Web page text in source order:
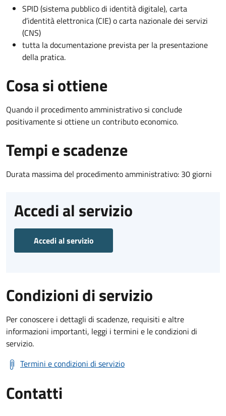
SPID (sistema pubblico di identità digitale), carta
d’identità elettronica (CIE) o carta nazionale dei servizi
(CNS)
tutta la documentazione prevista per la presentazione
della pratica.
Cosa si ottiene
Quando il procedimento amministrativo si conclude
positivamente si ottiene un contributo economico.
Tempi e scadenze
Durata massima del procedimento amministrativo: 30 giorni
Accedi al servizio
Accedi al servizio
Condizioni di servizio
Per conoscere i dettagli di scadenze, requisiti e altre
informazioni importanti, leggi i termini e le condizioni di
servizio.
Termini e condizioni di servizio
Contatti